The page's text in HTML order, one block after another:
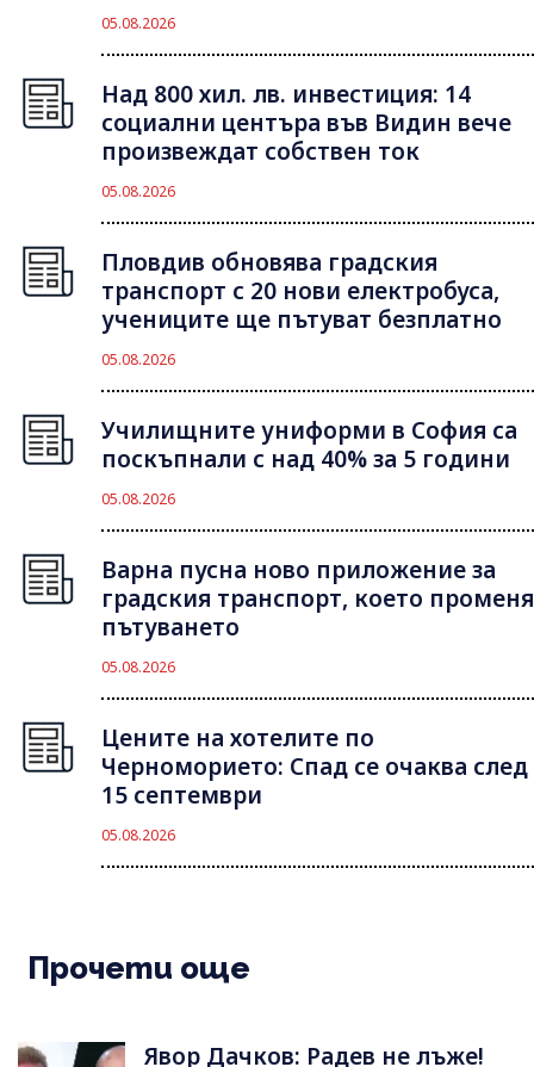
05.08.2026
Над 800 хил. лв. инвестиция: 14
социални центъра във Видин вече
произвеждат собствен ток
05.08.2026
Пловдив обновява градския
транспорт с 20 нови електробуса,
учениците ще пътуват безплатно
05.08.2026
Училищните униформи в София са
поскъпнали с над 40% за 5 години
05.08.2026
Варна пусна ново приложение за
градския транспорт, което променя
пътуването
05.08.2026
Цените на хотелите по
Черноморието: Спад се очаква след
15 септември
05.08.2026
Прочети още
Явор Дачков: Радев не лъже!